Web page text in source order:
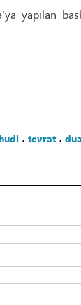
yapılan
، tevrat، dua